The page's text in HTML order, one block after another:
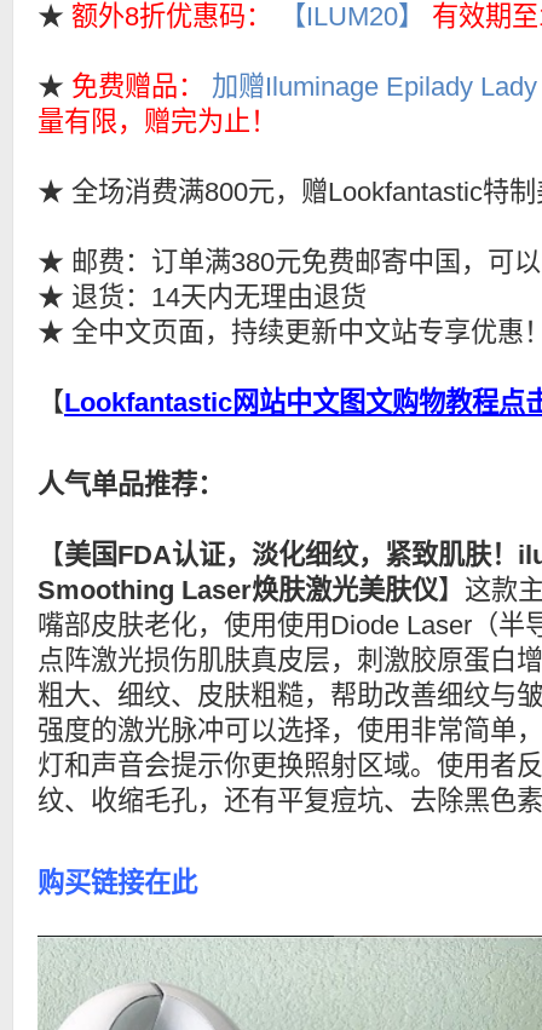
★ 额外8折优惠码： 【ILUM20】 有效期
★ 免费赠品：
加赠Iluminage Epilady
量有限，赠完为止！
★ 全场消费满800元，赠Lookfantastic特
★ 邮费：订单满380元免费邮寄中国，可
★ 退货：14天内无理由退货
★ 全中文页面，持续更新中文站专享优惠
【Lookfantastic网站中文图文购物教程点
人气单品推荐：
【美国FDA认证，淡化细纹，紧致肌肤！
Smoothing Laser焕肤激光美肤仪】这款
嘴部皮肤老化，使用使用Diode Laser（半
点阵激光损伤肌肤真皮层，刺激胶原蛋白
粗大、细纹、皮肤粗糙，帮助改善细纹与
强度的激光脉冲可以选择，使用非常简单
灯和声音会提示你更换照射区域。使用者
纹、收缩毛孔，还有平复痘坑、去除黑色
购买链接在此